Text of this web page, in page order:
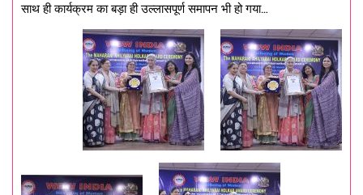
साथ ही कार्यक्रम का बड़ा ही उल्लासपूर्ण समापन भी हो गया…